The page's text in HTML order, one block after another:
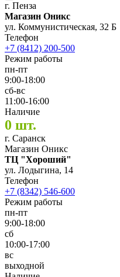
г. Пенза
Магазин Оникс
ул. Коммунистическая, 32 Б
Телефон
+7 (8412) 200-500
Режим работы
пн-пт
9:00-18:00
сб-вс
11:00-16:00
Наличие
0 шт.
г. Саранск
Магазин Оникс
ТЦ "Хороший"
ул. Лодыгина, 14
Телефон
+7 (8342) 546-600
Режим работы
пн-пт
9:00-18:00
сб
10:00-17:00
вс
выходной